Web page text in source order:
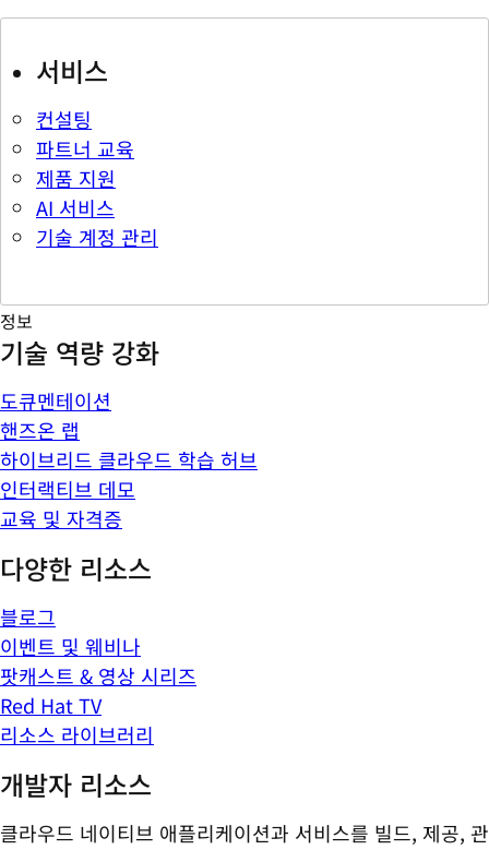
서비스
컨설팅
파트너 교육
제품 지원
AI 서비스
기술 계정 관리
정보
기술 역량 강화
도큐멘테이션
핸즈온 랩
하이브리드 클라우드 학습 허브
인터랙티브 데모
교육 및 자격증
다양한 리소스
블로그
이벤트 및 웨비나
팟캐스트 & 영상 시리즈
Red Hat TV
리소스 라이브러리
개발자 리소스
클라우드 네이티브 애플리케이션과 서비스를 빌드, 제공, 관